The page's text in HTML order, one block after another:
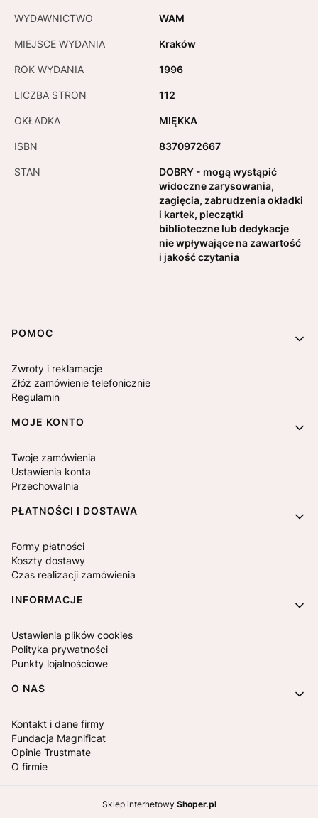
WYDAWNICTWO WAM
MIEJSCE WYDANIA Kraków
ROK WYDANIA 1996
LICZBA STRON 112
OKŁADKA MIĘKKA
ISBN 8370972667
STAN
DOBRY - mogą wystąpić
widoczne zarysowania,
zagięcia, zabrudzenia okładki
i kartek, pieczątki
biblioteczne lub dedykacje
nie wpływające na zawartość
i jakość czytania
Linki w stopce
POMOC
Zwroty i reklamacje
Złóż zamówienie telefonicznie
Regulamin
MOJE KONTO
Twoje zamówienia
Ustawienia konta
Przechowalnia
PŁATNOŚCI I DOSTAWA
Formy płatności
Koszty dostawy
Czas realizacji zamówienia
INFORMACJE
Ustawienia plików cookies
Polityka prywatności
Punkty lojalnościowe
O NAS
Kontakt i dane firmy
Fundacja Magnificat
Opinie Trustmate
O firmie
Sklep internetowy Shoper.pl